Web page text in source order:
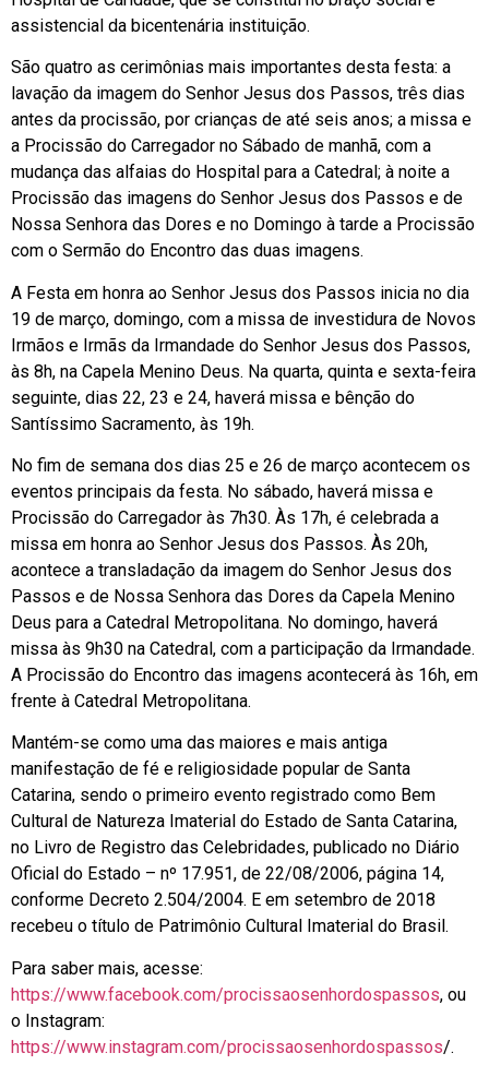
assistencial da bicentenária instituição.
São quatro as cerimônias mais importantes desta festa: a
lavação da imagem do Senhor Jesus dos Passos, três dias
antes da procissão, por crianças de até seis anos; a missa e
a Procissão do Carregador no Sábado de manhã, com a
mudança das alfaias do Hospital para a Catedral; à noite a
Procissão das imagens do Senhor Jesus dos Passos e de
Nossa Senhora das Dores e no Domingo à tarde a Procissão
com o Sermão do Encontro das duas imagens.
A Festa em honra ao Senhor Jesus dos Passos inicia no dia
19 de março, domingo, com a missa de investidura de Novos
Irmãos e Irmãs da Irmandade do Senhor Jesus dos Passos,
às 8h, na Capela Menino Deus. Na quarta, quinta e sexta-feira
seguinte, dias 22, 23 e 24, haverá missa e bênção do
Santíssimo Sacramento, às 19h.
No fim de semana dos dias 25 e 26 de março acontecem os
eventos principais da festa. No sábado, haverá missa e
Procissão do Carregador às 7h30. Às 17h, é celebrada a
missa em honra ao Senhor Jesus dos Passos. Às 20h,
acontece a transladação da imagem do Senhor Jesus dos
Passos e de Nossa Senhora das Dores da Capela Menino
Deus para a Catedral Metropolitana. No domingo, haverá
missa às 9h30 na Catedral, com a participação da Irmandade.
A Procissão do Encontro das imagens acontecerá às 16h, em
frente à Catedral Metropolitana.
Mantém-se como uma das maiores e mais antiga
manifestação de fé e religiosidade popular de Santa
Catarina, sendo o primeiro evento registrado como Bem
Cultural de Natureza Imaterial do Estado de Santa Catarina,
no Livro de Registro das Celebridades, publicado no Diário
Oficial do Estado – nº 17.951, de 22/08/2006, página 14,
conforme Decreto 2.504/2004. E em setembro de 2018
recebeu o título de Patrimônio Cultural Imaterial do Brasil.
Para saber mais, acesse:
https://www.facebook.com/procissaosenhordospassos, ou
o Instagram:
https://www.instagram.com/procissaosenhordospassos/.